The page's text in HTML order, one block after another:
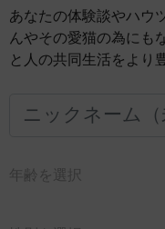
あなたの体験談やハウ
んやその愛猫の為にも
と人の共同生活をより
年齢を選択